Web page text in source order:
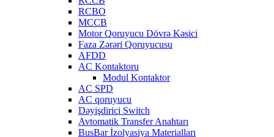
RCBO
MCCB
Motor Qoruyucu Dövrə Kəsici
Faza Zərəri Qoruyucusu
AFDD
AC Kontaktoru
Modul Kontaktor
AC SPD
AC qoruyucu
Dəyişdirici Switch
Avtomatik Transfer Anahtarı
BusBar İzolyasiya Materialları